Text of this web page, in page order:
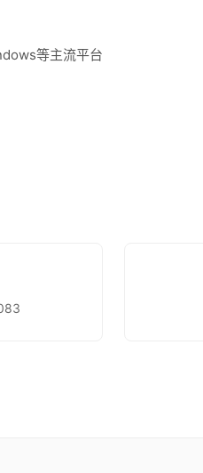
等主流平台